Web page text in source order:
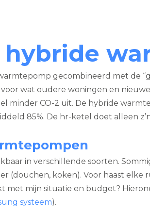
gecombineerd met de
wat oudere woningen en
minder CO-2 uit. De hybride
85%. De hr-ketel doet alleen
in verschillende soorten.
(douchen, koken). Voor haast elke
met mijn situatie en budget?
systeem).